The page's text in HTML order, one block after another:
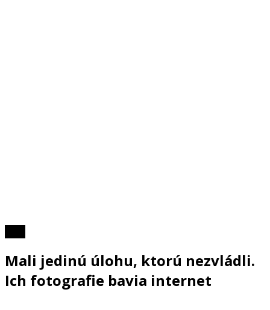
Mali jedinú úlohu, ktorú nezvládli.
Ich fotografie bavia internet